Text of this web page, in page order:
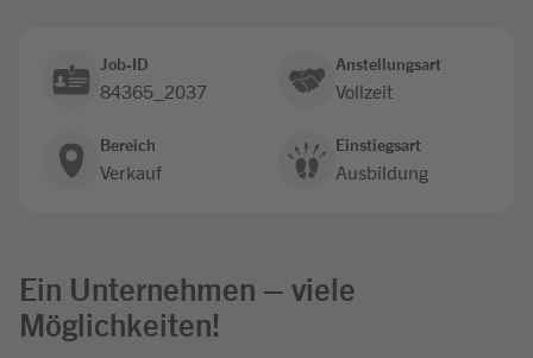
Job-ID
84365_2037
Anstellungsart
Vollzeit
Bereich
Verkauf
Einstiegsart
Ausbildung
Ein Unternehmen – viele
Möglichkeiten!